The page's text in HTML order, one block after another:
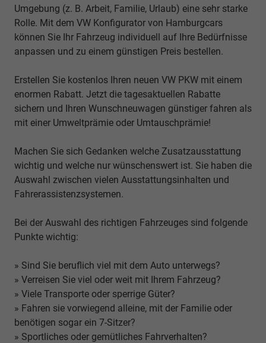
Umgebung (z. B. Arbeit, Familie, Urlaub) eine sehr starke
Rolle. Mit dem VW Konfigurator von Hamburgcars
können Sie Ihr Fahrzeug individuell auf Ihre Bedürfnisse
anpassen und zu einem günstigen Preis bestellen.
Erstellen Sie kostenlos Ihren neuen VW PKW mit einem
enormen Rabatt. Jetzt die tagesaktuellen Rabatte
sichern und Ihren Wunschneuwagen günstiger fahren als
mit einer Umweltprämie oder Umtauschprämie!
Machen Sie sich Gedanken welche Zusatzausstattung
wichtig und welche nur wünschenswert ist. Sie haben die
Auswahl zwischen vielen Ausstattungsinhalten und
Fahrerassistenzsystemen.
Bei der Auswahl des richtigen Fahrzeuges sind folgende
Punkte wichtig:
» Sind Sie beruflich viel mit dem Auto unterwegs?
» Verreisen Sie viel oder weit mit Ihrem Fahrzeug?
» Viele Transporte oder sperrige Güter?
» Fahren sie vorwiegend alleine, mit der Familie oder
benötigen sogar ein 7-Sitzer?
» Sportliches oder gemütliches Fahrverhalten?